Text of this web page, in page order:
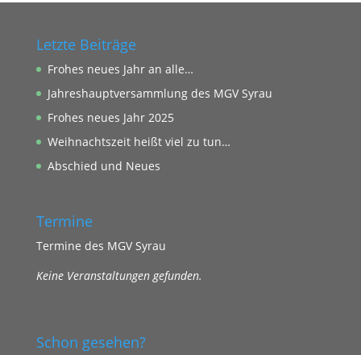
Letzte Beiträge
Frohes neues Jahr an alle…
Jahreshauptversammlung des MGV Syrau
Frohes neues Jahr 2025
Weihnachtszeit heißt viel zu tun…
Abschied und Neues
Termine
Termine des MGV Syrau
Keine Veranstaltungen gefunden.
Schon gesehen?